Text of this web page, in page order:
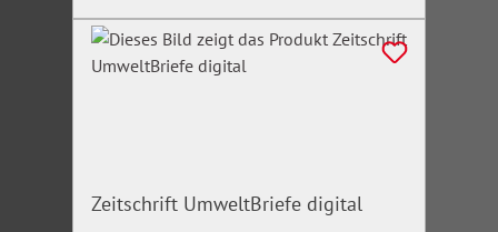
Zeitschrift UmweltBriefe digital